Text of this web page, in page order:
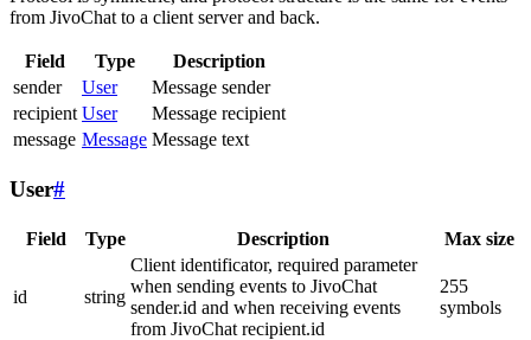
from JivoChat to a client server and back.
Field Type
Description
sender
User
Message sender
recipient User
Message recipient
message Message Message text
User#
Field Type Description Max size
id string
Client identificator, required parameter
when sending events to JivoChat
sender.id and when receiving events
from JivoChat recipient.id
255
symbols